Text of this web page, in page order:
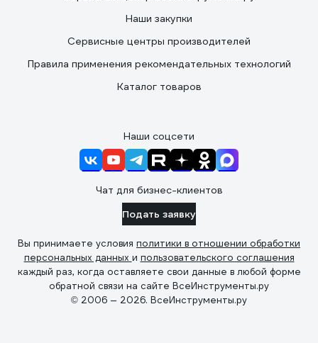
Наши закупки
Сервисные центры производителей
Правила применения рекомендательных технологий
Каталог товаров
Наши соцсети
Чат для бизнес-клиентов
Подать заявку
Вы принимаете условия политики в отношении обработки
персональных данных и пользовательского соглашения
каждый раз, когда оставляете свои данные в любой форме
обратной связи на сайте ВсеИнструменты.ру
© 2006 — 2026. ВсеИнструменты.ру